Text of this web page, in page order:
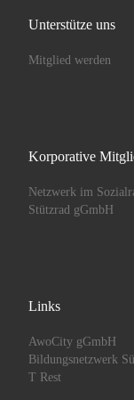
Unterstütze uns
Mitglied werden
Korporative
Netzwerk im
Stützrad gGmbH
Links
AwoCity gGmbH
Bildungsnetzwerk
T Rest